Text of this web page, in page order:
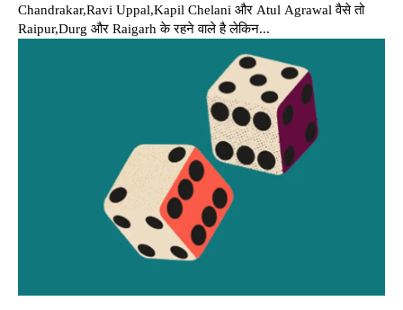
Chandrakar,Ravi Uppal,Kapil Chelani और Atul Agrawal वैसे तो
Raipur,Durg और Raigarh के रहने वाले है लेकिन...